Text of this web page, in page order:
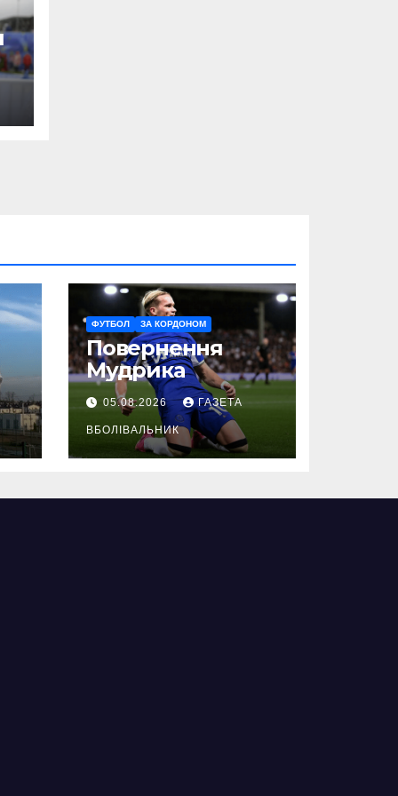
ФУТБОЛ ЗА КОРДОНОМ
Повернення
Мудрика
05.08.2026 ГАЗЕТА
ВБОЛІВАЛЬНИК